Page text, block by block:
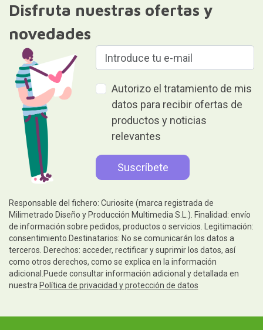
Disfruta nuestras ofertas y
novedades
Autorizo el tratamiento de mis
datos para recibir ofertas de
productos y noticias
relevantes
Responsable del fichero: Curiosite (marca registrada de
Milimetrado Diseño y Producción Multimedia S.L.). Finalidad: envío
de información sobre pedidos, productos o servicios. Legitimación:
consentimiento.Destinatarios: No se comunicarán los datos a
terceros. Derechos: acceder, rectificar y suprimir los datos, así
como otros derechos, como se explica en la información
adicional.Puede consultar información adicional y detallada en
nuestra Política de privacidad y protección de datos